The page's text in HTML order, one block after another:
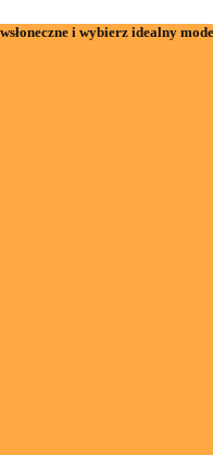
i wybierz idealny